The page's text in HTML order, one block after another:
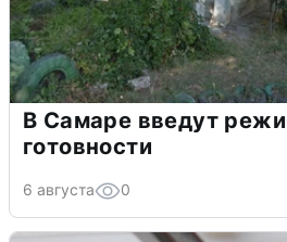
В Самаре введут
готовности
6 августа 0